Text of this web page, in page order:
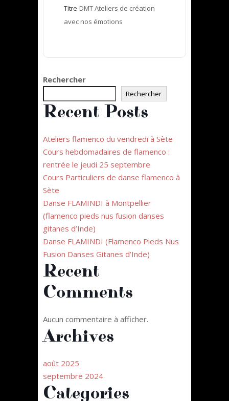
Titre DMT Ateliers de création
avec nos émotions
Rechercher
Rechercher
Recent Posts
Ateliers flamenco du vendredi à Sète
Cours hebdomadaires de flamenco :
rentrée le jeudi 25 septembre
Cours Particuliers de danse flamenco à
Sète
Danse FLAMINDI à Montpellier
(flamenco pieds nus fusion danses
gitanes d’Inde)
Danse FLAMINDI (Flamenco Pieds Nus
Fusion Danses Gitanes d’Inde)
Recent
Comments
Aucun commentaire à afficher.
Archives
août 2025
septembre 2024
Categories